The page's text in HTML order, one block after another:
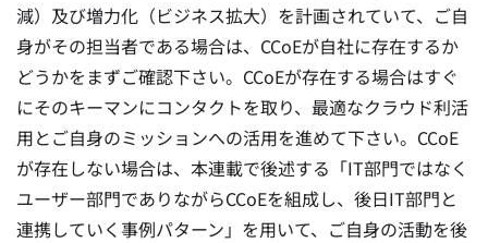
減）及び増力化（ビジネス拡大）を計画されていて、ご自
身がその担当者である場合は、CCoEが自社に存在するか
どうかをまずご確認下さい。CCoEが存在する場合はすぐ
にそのキーマンにコンタクトを取り、最適なクラウド利活
用とご自身のミッションへの活用を進めて下さい。CCoE
が存在しない場合は、本連載で後述する「IT部門ではなく
ユーザー部門でありながらCCoEを組成し、後日IT部門と
連携していく事例パターン」を用いて、ご自身の活動を後